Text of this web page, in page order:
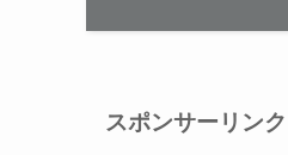
スポンサーリンク